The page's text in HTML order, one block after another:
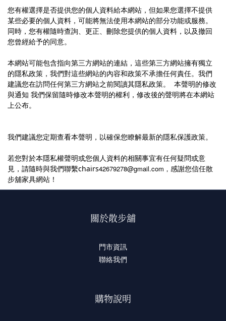
您有權選擇是否提供您的個人資料給本網站，但如果您選擇不提供
某些必要的個人資料，可能將無法使用本網站的部分功能或服務。
同時，您有權隨時查詢、更正、刪除您提供的個人資料，以及撤回
您曾經給予的同意。
本網站可能包含指向第三方網站的連結，這些第三方網站擁有獨立
的隱私政策，我們對這些網站的內容和政策不承擔任何責任。我們
建議您在訪問任何第三方網站之前閱讀其隱私政策。 本聲明的修改
與通知 我們保留隨時修改本聲明的權利，修改後的聲明將在本網站
上公布。
我們建議您定期查看本聲明，以確保您瞭解最新的隱私保護政策。
若您對於本隱私權聲明或您個人資料的相關事宜有任何疑問或意
見，請隨時與我們聯繫chairs42679278@gmail.com， 感謝您信任散
步舖家具網站！
關於散步舖
門市資訊
聯絡我們
購物說明